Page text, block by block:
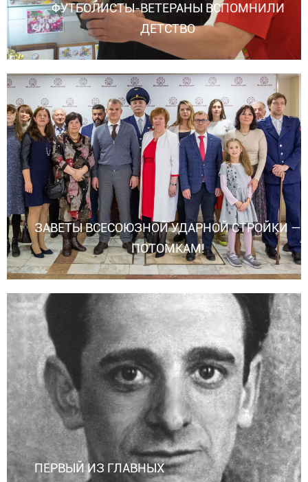
ФУТБОЛИСТЫ-ВЕТЕРАНЫ ВСПОМНИЛИ
ДЕТСТВО
ЗАВЕТЫ ВСЕСОЮЗНОЙ УДАРНОЙ СТРОЙКИ —
ПОТОМКАМ!
ПЕРВЫЙ ИЗ ГЛАВНЫХ